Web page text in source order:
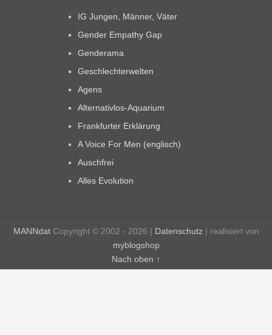
IG Jungen, Männer, Väter
Gender Empathy Gap
Genderama
Geschlechterwelten
Agens
Alternativlos-Aquarium
Frankfurter Erklärung
A Voice For Men (englisch)
Auschfrei
Alles Evolution
MANNdatCopyright © 2002 - 2026 | Datenschutz | realisiert von
myblogshop
Nach oben ↑